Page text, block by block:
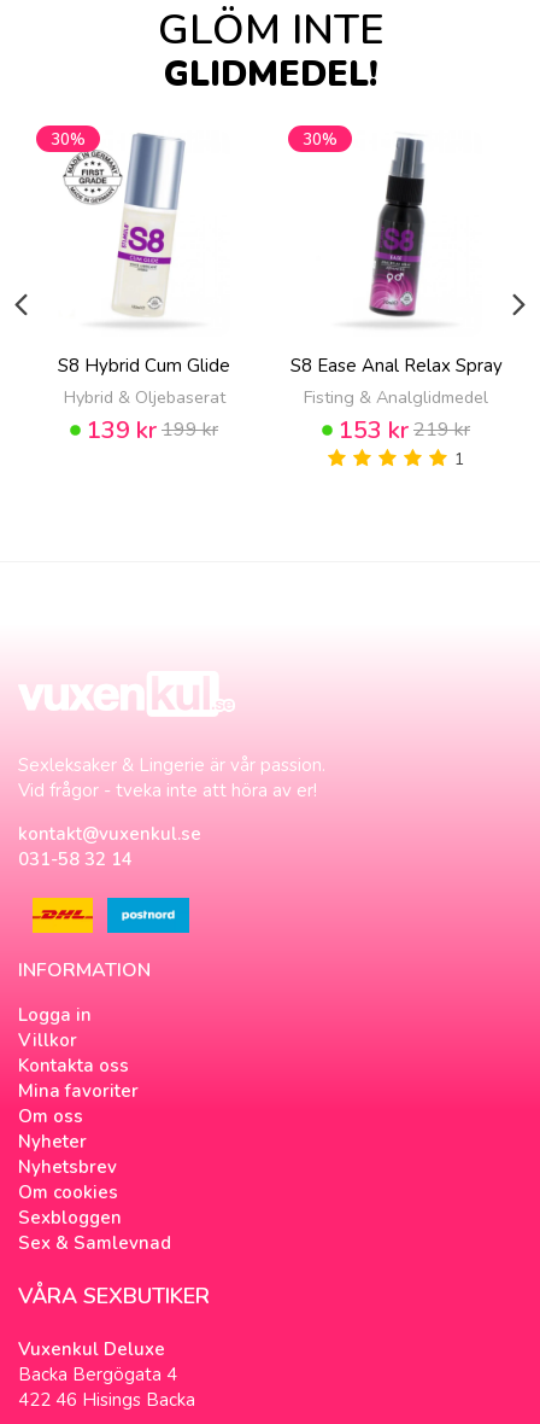
GLÖM INTE
GLIDMEDEL!
30%
S8 Hybrid Cum Glide
Hybrid & Oljebaserat
139 kr199 kr
30%
S8 Ease Anal Relax Spray
Fisting & Analglidmedel
153 kr219 kr
1
Sexleksaker & Lingerie är vår passion.
Vid frågor - tveka inte att höra av er!
kontakt@vuxenkul.se
031-58 32 14
INFORMATION
Logga in
Villkor
Kontakta oss
Mina favoriter
Om oss
Nyheter
Nyhetsbrev
Om cookies
Sexbloggen
Sex & Samlevnad
VÅRA SEXBUTIKER
Vuxenkul Deluxe
Backa Bergögata 4
422 46 Hisings Backa